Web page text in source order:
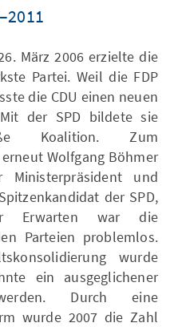
März 2006 erzielte die
Partei. Weil die FDP
die CDU einen neuen
der SPD bildete sie
Koalition. Zum
Wolfgang Böhmer
Ministerpräsident und
der SPD,
Erwarten war die
Parteien problemlos.
wurde
ein ausgeglichener
Durch eine
wurde 2007 die Zahl